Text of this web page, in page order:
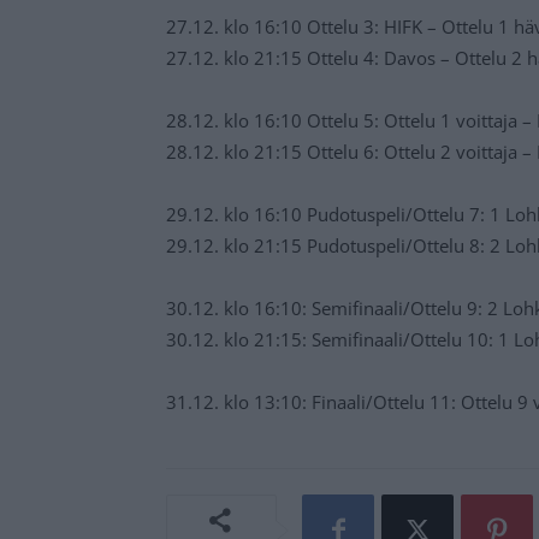
27.12. klo 16:10 Ottelu 3: HIFK – Ottelu 1
27.12. klo 21:15 Ottelu 4: Davos – Ottelu 2
28.12. klo 16:10 Ottelu 5: Ottelu 1 voittaja –
28.12. klo 21:15 Ottelu 6: Ottelu 2 voittaja –
29.12. klo 16:10 Pudotuspeli/Ottelu 7: 1
29.12. klo 21:15 Pudotuspeli/Ottelu 8: 2
30.12. klo 16:10: Semifinaali/Ottelu 9: 2
30.12. klo 21:15: Semifinaali/Ottelu 10: 1
31.12. klo 13:10: Finaali/Ottelu 11: Ottelu 9